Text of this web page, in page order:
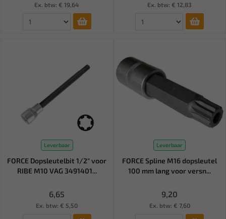
Ex. btw: € 19,64
Ex. btw: € 12,83
Leverbaar
FORCE Dopsleutelbit 1/2" voor
RIBE M10 VAG 3491401...
6,65
Ex. btw: € 5,50
Leverbaar
FORCE Spline M16 dopsleutel
100 mm lang voor versn...
9,20
Ex. btw: € 7,60